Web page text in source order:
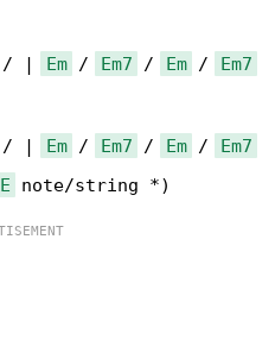
/ | Em / Em7 / Em /
Em7
/ | Em / Em7 / Em /
Em7
E